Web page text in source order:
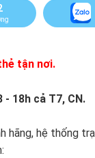
tận nơi.
18h cả T7, CN.
hãng, hệ thống